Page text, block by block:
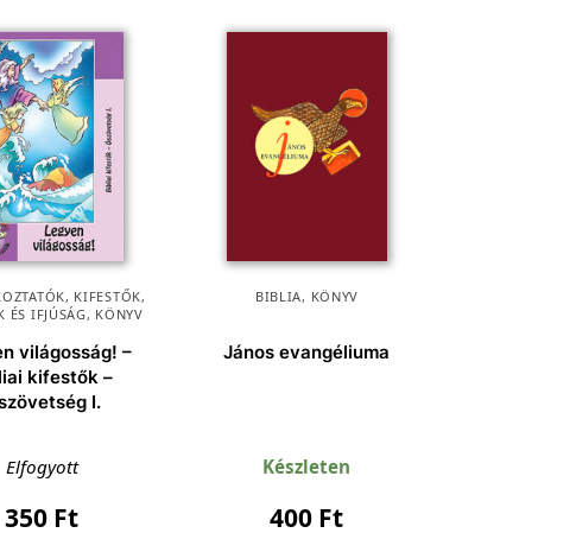
KIFESTŐK,
ÉS IFJÚSÁG, KÖNYV
világosság! –
kifestők –
I.
Elfogyott
350 Ft
BIBLIA, KÖNYV
János evangéliuma
Készleten
400 Ft